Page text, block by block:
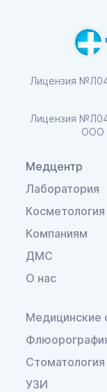
Лицензия
Лицензия
ООО
Медцентр
Лаборатория
Косметология
Компаниям
ДМС
О нас
Медицинские
Стоматология
УЗИ